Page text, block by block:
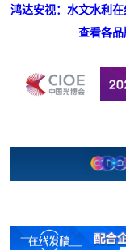
鸿达安视：水文水利
查看各